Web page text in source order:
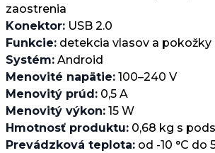
zaostrenia
Konektor: USB 2.0
Funkcie: detekcia vlasov a pokožky
Systém: Android
Menovité napätie: 100–240 V
Menovitý prúd: 0,5 A
Menovitý výkon: 15 W
Hmotnosť produktu: 0,68 kg s
Prevádzková teplota: od -10 °C do